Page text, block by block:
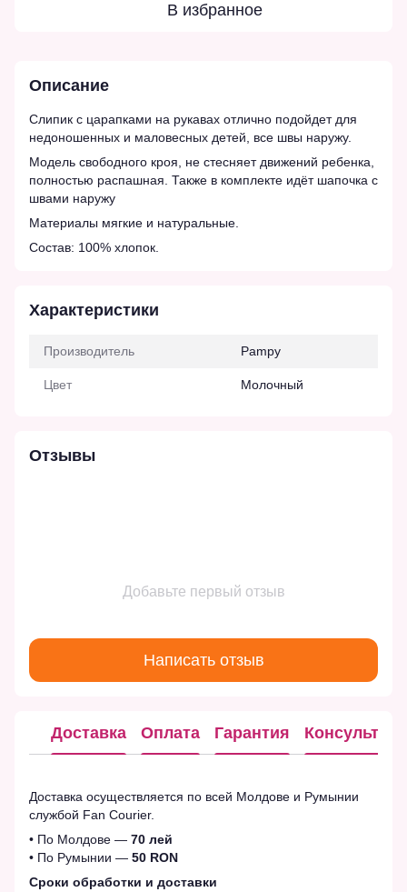
В избранное
Описание
Слипик с царапками на рукавах отлично подойдет для
недоношенных и маловесных детей, все швы наружу.
Модель свободного кроя, не стесняет движений ребенка,
полностью распашная. Также в комплекте идёт шапочка с
швами наружу
Материалы мягкие и натуральные.
Состав: 100% хлопок.
Характеристики
Производитель Pampy
Цвет Молочный
Отзывы
Добавьте первый отзыв
Написать отзыв
Доставка Оплата Гарантия
Доставка осуществляется по всей Молдове и Румынии
службой Fan Courier.
• По Молдове — 70 лей
• По Румынии — 50 RON
Сроки обработки и доставки